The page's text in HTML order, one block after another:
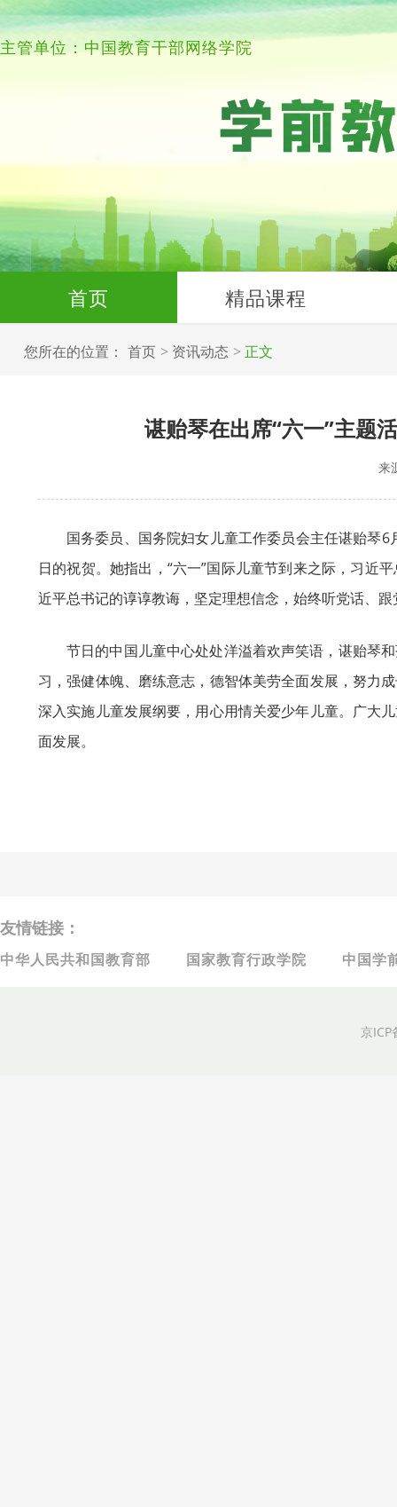
主管单位：中国教育干部网络学院
首页 精品课程
您所在的位置： 首页 资讯动态 正文
谌贻琴在出席“六一”主题
来
国务委员、国务院妇女儿童工作委员会主任谌贻琴
日的祝贺。她指出，“六一”国际儿童节到来之际，习近
近平总书记的谆谆教诲，坚定理想信念，始终听党话、
节日的中国儿童中心处处洋溢着欢声笑语，谌贻琴
习，强健体魄、磨练意志，德智体美劳全面发展，努力
深入实施儿童发展纲要，用心用情关爱少年儿童。广大
面发展。
友情链接：
中华人民共和国教育部 国家教育行政学院 中国学
京